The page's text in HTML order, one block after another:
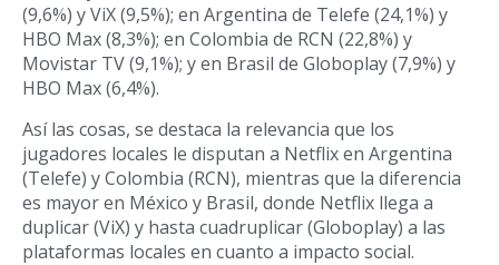
(9,6%) y ViX (9,5%); en Argentina de Telefe (24,1%) y
HBO Max (8,3%); en Colombia de RCN (22,8%) y
Movistar TV (9,1%); y en Brasil de Globoplay (7,9%) y
HBO Max (6,4%).
Así las cosas, se destaca la relevancia que los
jugadores locales le disputan a Netflix en Argentina
(Telefe) y Colombia (RCN), mientras que la diferencia
es mayor en México y Brasil, donde Netflix llega a
duplicar (ViX) y hasta cuadruplicar (Globoplay) a las
plataformas locales en cuanto a impacto social.